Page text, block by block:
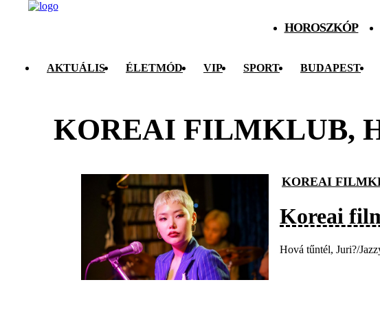
HOROSZKÓP
AKTUÁLIS ÉLETMÓD VIP SPORT BUDAPEST
KOREAI FILMKLUB,
KOREAI
Koreai
Hová tűntél, Juri?/